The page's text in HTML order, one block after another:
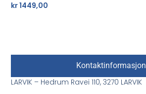
kr1449,00
Kontaktinformasjon
LARVIK – Hedrum Ravei 110, 3270 LARVIK